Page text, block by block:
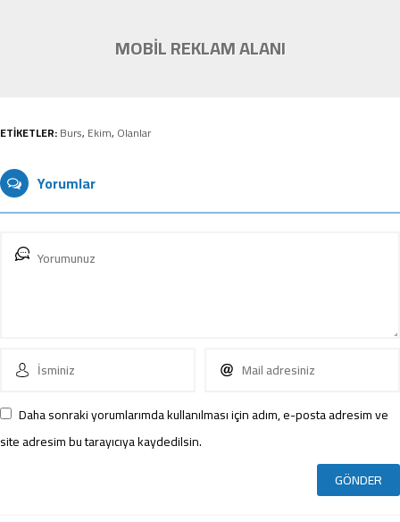
MOBİL REKLAM ALANI
ETİKETLER:Burs, Ekim, Olanlar
Yorumlar
Daha sonraki yorumlarımda kullanılması için adım, e-posta adresim ve
site adresim bu tarayıcıya kaydedilsin.